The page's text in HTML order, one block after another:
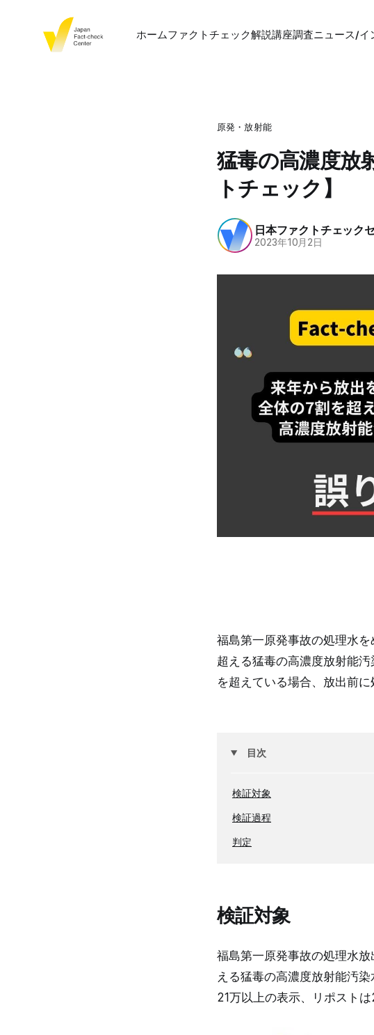
ホームファクトチェック解説講座調査ニュース/イ
原発・放射能
猛毒の高濃度放
トチェック】
日本ファクトチェック
2023年10月2日
福島第一原発事故の処理水
超える猛毒の高濃度放射能
を超えている場合、放出前
目次
検証対象
検証過程
判定
検証対象
福島第一原発事故の処理水
える猛毒の高濃度放射能汚
21万以上の表示、リポストは